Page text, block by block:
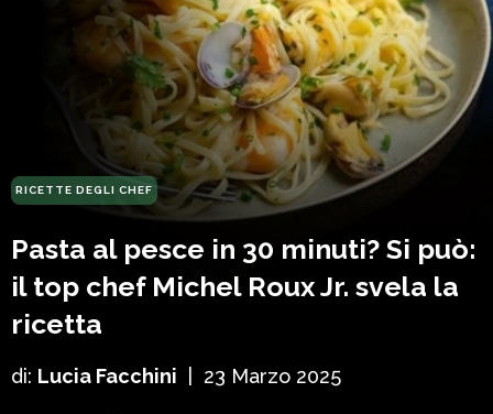
RICETTE DEGLI CHEF
Pasta al pesce in 30 minuti? Si può:
il top chef Michel Roux Jr. svela la
ricetta
di: Lucia Facchini 23 Marzo 2025